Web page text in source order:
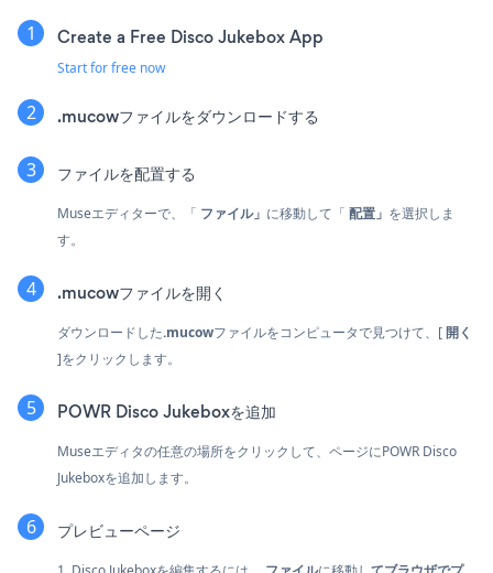
Create a Free Disco Jukebox App
Start for free now
.mucowファイルをダウンロードする
ファイルを配置する
Museエディターで、「 ファイル」 に移動して「 配置」 を選択しま
す。
.mucowファイルを開く
ダウンロードした.mucowファイルをコンピュータで見つけて、[開く
]をクリックします。
POWR Disco Jukeboxを追加
Museエディタの任意の場所をクリックして、ページにPOWR Disco
Jukeboxを追加します。
プレビューページ